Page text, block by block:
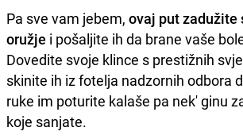
Pa sve vam jebem, ovaj put
oružje i pošaljite ih da brane vaše
Dovedite svoje klince s prestižnih
skinite ih iz fotelja nadzornih odbora
ruke im poturite kalaše pa nek' ginu
koje sanjate.